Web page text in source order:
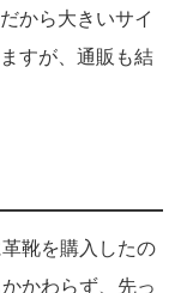
から大きいサイ
すが、通販も結
靴を購入したの
かわらず、先っ